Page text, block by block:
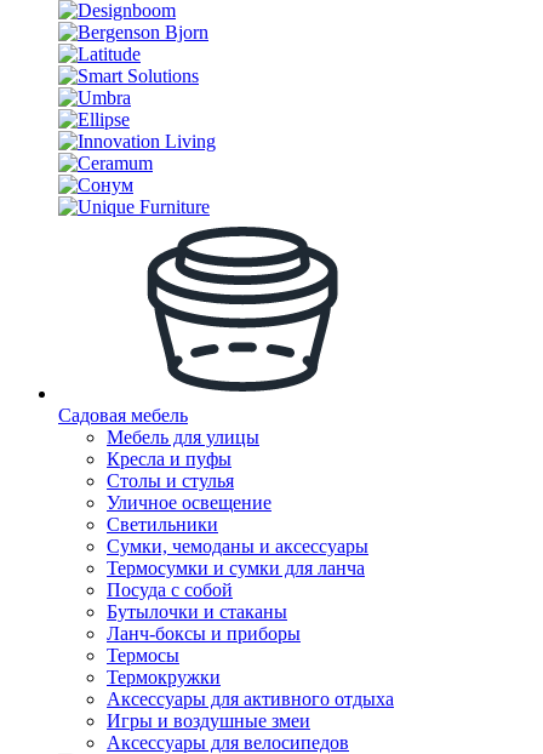
Садовая мебель
Мебель для улицы
Кресла и пуфы
Столы и стулья
Уличное освещение
Светильники
Сумки, чемоданы и аксессуары
Термосумки и сумки для ланча
Посуда с собой
Бутылочки и стаканы
Ланч-боксы и приборы
Термосы
Термокружки
Аксессуары для активного отдыха
Игры и воздушные змеи
Аксессуары для велосипедов